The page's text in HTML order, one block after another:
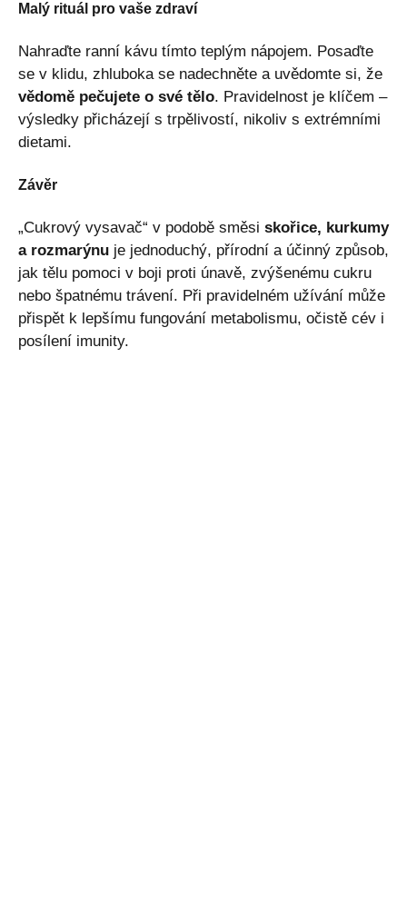
Malý rituál pro vaše zdraví
Nahraďte ranní kávu tímto teplým nápojem. Posaďte
se v klidu, zhluboka se nadechněte a uvědomte si, že
vědomě pečujete o své tělo. Pravidelnost je klíčem –
výsledky přicházejí s trpělivostí, nikoliv s extrémními
dietami.
Závěr
„Cukrový vysavač“ v podobě směsi skořice, kurkumy
a rozmarýnu je jednoduchý, přírodní a účinný způsob,
jak tělu pomoci v boji proti únavě, zvýšenému cukru
nebo špatnému trávení. Při pravidelném užívání může
přispět k lepšímu fungování metabolismu, očistě cév i
posílení imunity.